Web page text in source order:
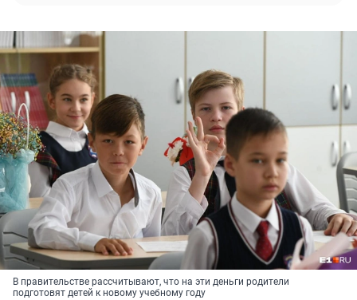
В правительстве рассчитывают, что на эти деньги родители
подготовят детей к новому учебному году